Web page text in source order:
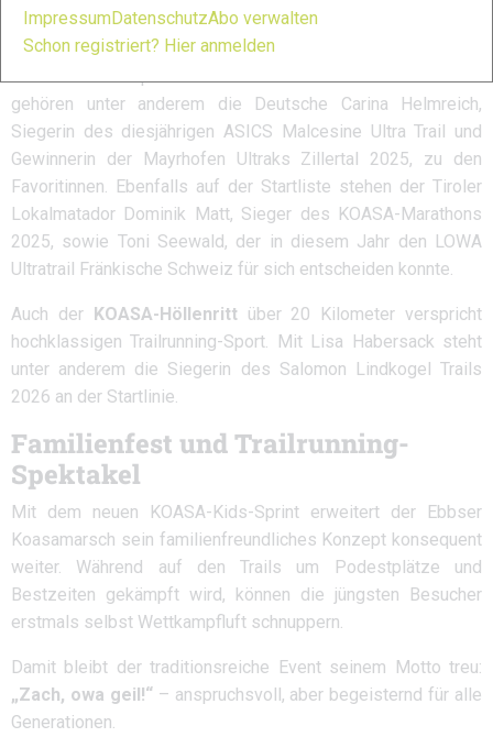
namhaften Athletinnen und Athleten besetzt.
Auf dem anspruchsvollenKOASA-55-Panorama-Trail
gehören unter anderem die Deutsche Carina Helmreich,
Siegerin des diesjährigen ASICS Malcesine Ultra Trail und
Gewinnerin der Mayrhofen Ultraks Zillertal 2025, zu den
Favoritinnen. Ebenfalls auf der Startliste stehen der Tiroler
Lokalmatador Dominik Matt, Sieger des KOASA-Marathons
2025, sowie Toni Seewald, der in diesem Jahr den LOWA
Ultratrail Fränkische Schweiz für sich entscheiden konnte.
Auch der KOASA-Höllenrittüber 20 Kilometer verspricht
hochklassigen Trailrunning-Sport. Mit Lisa Habersack steht
unter anderem die Siegerin des Salomon Lindkogel Trails
2026 an der Startlinie.
Familienfest und Trailrunning-
Spektakel
Mit dem neuen KOASA-Kids-Sprint erweitert der Ebbser
Koasamarsch sein familienfreundliches Konzept konsequent
weiter. Während auf den Trails um Podestplätze und
Bestzeiten gekämpft wird, können die jüngsten Besucher
erstmals selbst Wettkampfluft schnuppern.
Damit bleibt der traditionsreiche Event seinem Motto treu:
„Zach, owa geil!“– anspruchsvoll, aber begeisternd für alle
Generationen.
ImpressumDatenschutzAbo verwalten
Schon registriert? Hier anmelden